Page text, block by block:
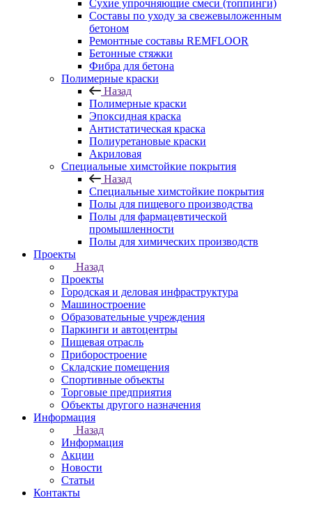
Сухие упрочняющие смеси (топпинги)
Составы по уходу за свежевыложенным
бетоном
Ремонтные составы REMFLOOR
Бетонные стяжки
Фибра для бетона
Полимерные краски
Назад
Полимерные краски
Эпоксидная краска
Антистатическая краска
Полиуретановые краски
Акриловая
Специальные химстойкие покрытия
Назад
Специальные химстойкие покрытия
Полы для пищевого производства
Полы для фармацевтической
промышленности
Полы для химических производств
Проекты
Назад
Проекты
Городская и деловая инфраструктура
Машиностроение
Образовательные учреждения
Паркинги и автоцентры
Пищевая отрасль
Приборостроение
Складские помещения
Спортивные объекты
Торговые предприятия
Объекты другого назначения
Информация
Назад
Информация
Акции
Новости
Статьи
Контакты